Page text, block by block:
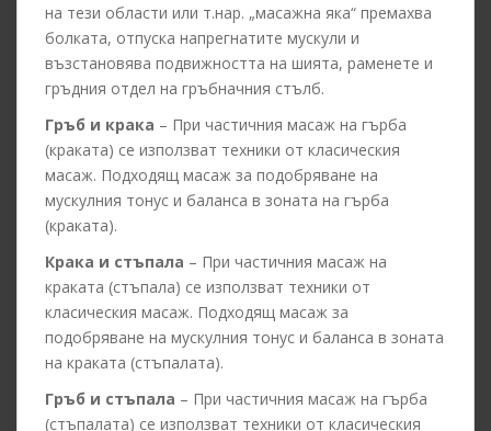
на тези области или т.нар. „масажна яка“ премахва
болката, отпуска напрегнатите мускули и
възстановява подвижността на шията, раменете и
гръдния отдел на гръбначния стълб.
Гръб и крака – При частичния масаж на гърба
(краката) се използват техники от класическия
масаж. Подходящ масаж за подобряване на
мускулния тонус и баланса в зоната на гърба
(краката).
Крака и стъпала – При частичния масаж на
краката (стъпала) се използват техники от
класическия масаж. Подходящ масаж за
подобряване на мускулния тонус и баланса в зоната
на краката (стъпалата).
Гръб и стъпала – При частичния масаж на гърба
(стъпалата) се използват техники от класическия